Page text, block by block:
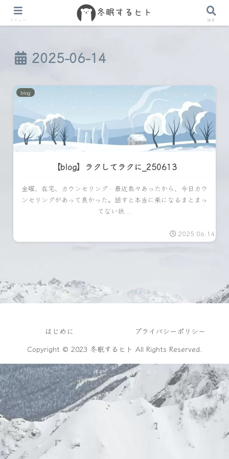
2025-06-14
blog
【blog】ラクしてラクに_250613
金曜、在宅、カウンセリング…最近色々あったから、今日カウ
ンセリングがあって良かった。話すと本当に楽になるまとまっ
てない状...
2025.06.14
はじめに
プライバシーポリシー
Copyright © 2023 冬眠するヒト All Rights Reserved.
メニュー 検索